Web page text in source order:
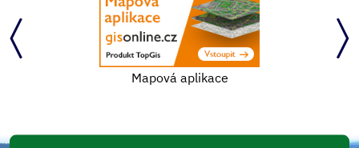
Mapová aplikace